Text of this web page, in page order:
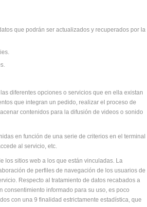
que podrán ser actualizados y recuperados por la
diferentes opciones o servicios que en ella existan
que integran un pedido, realizar el proceso de
contenidos para la difusión de videos o sonido
en función de una serie de criterios en el terminal
al servicio, etc.
los sitios web a los que están vinculadas. La
de perfiles de navegación de los usuarios de
Respecto al tratamiento de datos recabados a
informado para su uso, es poco
con una 9 finalidad estrictamente estadística, que